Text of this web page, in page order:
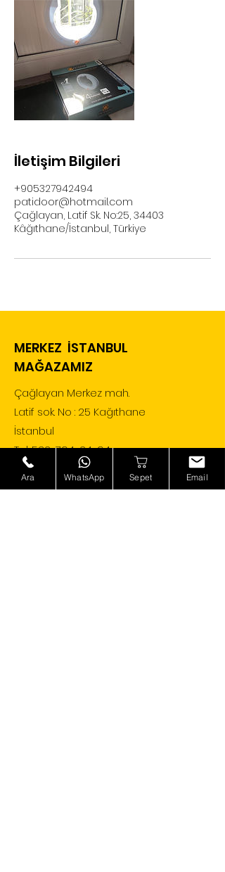
İletişim Bilgileri
+905327942494
patidoor@hotmail.com
Çağlayan, Latif Sk. No:25, 34403
Kâğıthane/İstanbul, Türkiye
MERKEZ İSTANBUL
MAĞAZAMIZ
Çağlayan Merkez mah.
Latif sok. No : 25 Kağıthane
İstanbul
Tel:532-794-24-94
Ara WhatsApp Sepet Email